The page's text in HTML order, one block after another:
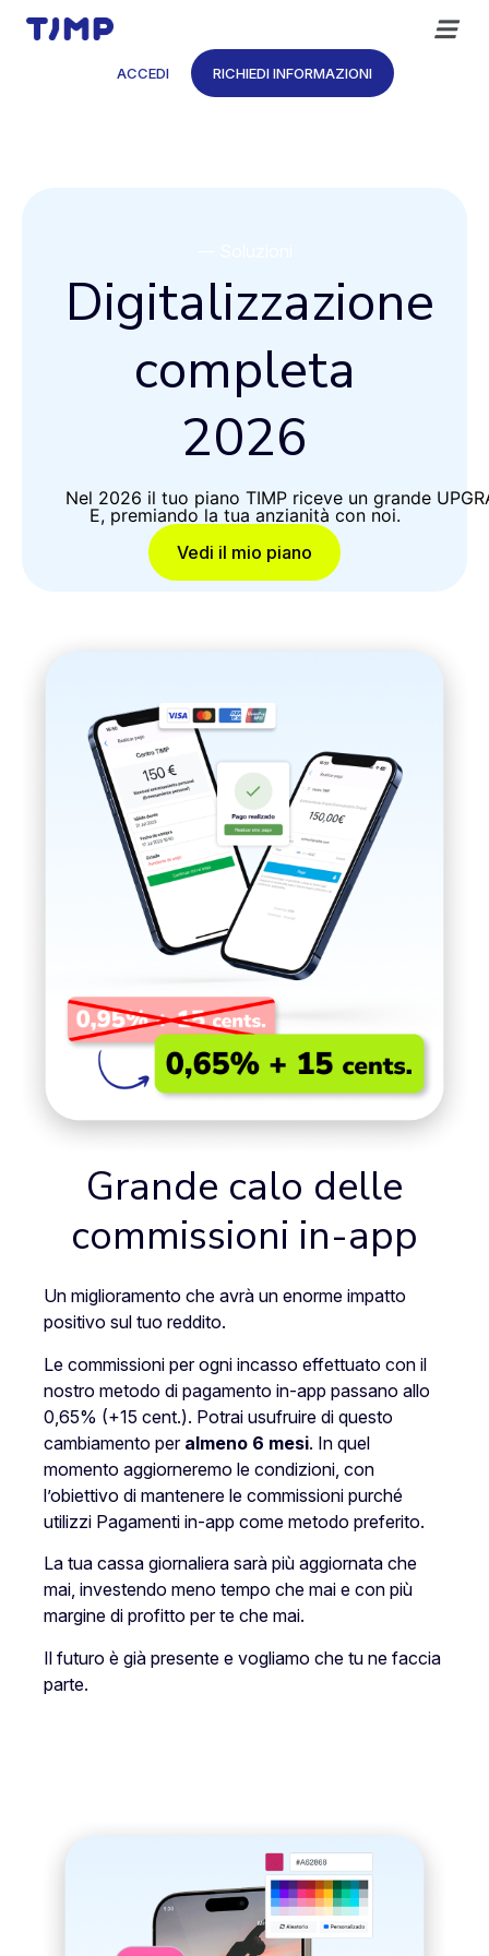
contenuto
ACCEDI RICHIEDI INFORMAZIONI
Digitalizzazione
completa
2026
Nel 2026 il tuo piano TIMP riceve un grande
E, premiando la tua anzianità con noi.
Vedi il mio piano
Grande calo delle
commissioni in-app
Un miglioramento che avrà un enorme impatto
positivo sul tuo reddito.
Le commissioni per ogni incasso effettuato con il
nostro metodo di pagamento in-app passano allo
0,65% (+15 cent.). Potrai usufruire di questo
cambiamento per almeno 6 mesi. In quel
momento aggiorneremo le condizioni, con
l’obiettivo di mantenere le commissioni purché
utilizzi Pagamenti in-app come metodo preferito.
La tua cassa giornaliera sarà più aggiornata che
mai, investendo meno tempo che mai e con più
margine di profitto per te che mai.
Il futuro è già presente e vogliamo che tu ne faccia
parte.